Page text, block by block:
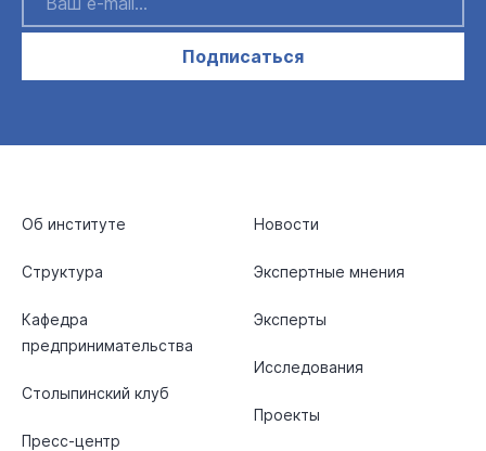
Подписаться
Об институте
Структура
Кафедра
предпринимательства
Столыпинский клуб
Пресс-центр
Новости
Экспертные мнения
Эксперты
Исследования
Проекты